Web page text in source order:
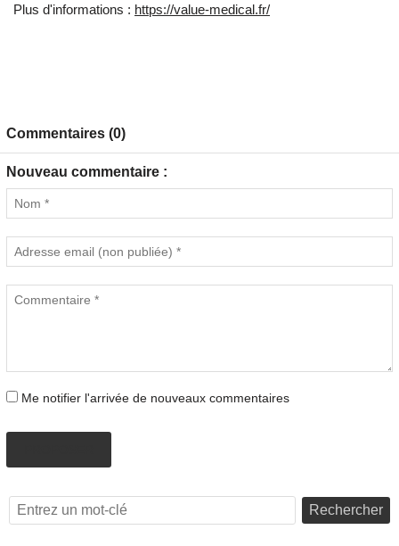
Plus d'informations : https://value-medical.fr/
Commentaires (0)
Nouveau commentaire :
Me notifier l'arrivée de nouveaux commentaires
Rechercher